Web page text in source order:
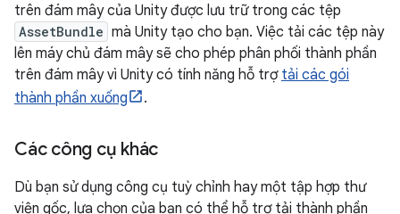
trên đám mây của Unity được lưu trữ trong các tệp
AssetBundle mà Unity tạo cho bạn. Việc tải các tệp này
lên máy chủ đám mây sẽ cho phép phân phối thành phần
trên đám mây vì Unity có tính năng hỗ trợ tải các gói
thành phần xuống
.
Các công cụ khác
Dù bạn sử dụng công cụ tuỳ chỉnh hay một tập hợp thư
viện gốc, lựa chọn của bạn có thể hỗ trợ tải thành phần